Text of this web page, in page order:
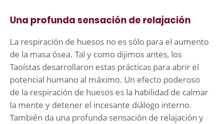
Una profunda sensación de relajación
La respiración de huesos no es sólo para el aumento
de la masa ósea. Tal y como dijimos antes, los
Taoístas desarrollaron estas prácticas para abrir el
potencial humano al máximo. Un efecto poderoso
de la respiración de huesos es la habilidad de calmar
la mente y detener el incesante diálogo interno.
También da una profunda sensación de relajación y